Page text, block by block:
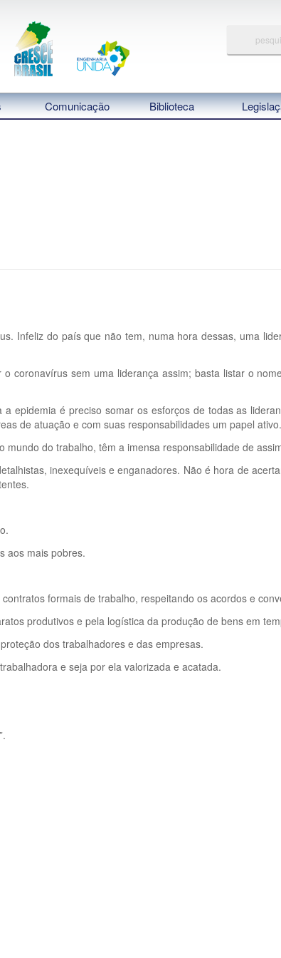
Comunicação Biblioteca
Infeliz do país que não tem, numa hora dessas, uma
coronavírus sem uma liderança assim; basta listar o
epidemia é preciso somar os esforços de todas as
de atuação e com suas responsabilidades um papel ativo.
mundo do trabalho, têm a imensa responsabilidade de
inexequíveis e enganadores. Não é hora de
aos mais pobres.
formais de trabalho, respeitando os acordos e
produtivos e pela logística da produção de bens em
dos trabalhadores e das empresas.
e seja por ela valorizada e acatada.